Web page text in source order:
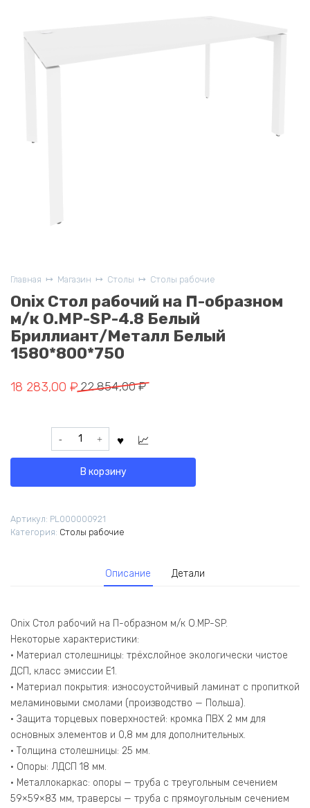
Главная Магазин Столы Столы рабочие
Onix Стол рабочий на П-образном
м/к O.MP-SP-4.8 Белый
Бриллиант/Металл Белый
1580*800*750
22 854,00₽
Первоначальная
составляла
854,00 ₽.
18 283,00 ₽
Текущая
283,00 ₽.
Количество
товара
П-
образном
Белый
Бриллиант/
Металл
Белый
В корзину
Артикул: PL000000921
Категория: Столы рабочие
Описание Детали
Onix Стол рабочий на П-образном м/к O.MP-SP.
Некоторые характеристики:
• Материал столешницы: трёхслойное экологически чистое
ДСП, класс эмиссии Е1.
• Материал покрытия: износоустойчивый ламинат с пропиткой
меламиновыми смолами (производство — Польша).
• Защита торцевых поверхностей: кромка ПВХ 2 мм для
основных элементов и 0,8 мм для дополнительных.
• Толщина столешницы: 25 мм.
• Опоры: ЛДСП 18 мм.
• Металлокаркас: опоры — труба с треугольным сечением
59×59×83 мм, траверсы — труба с прямоугольным сечением